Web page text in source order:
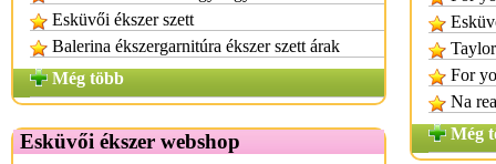
Esküvői ékszer szett
Balerina ékszergarnitúra ékszer szett árak
Még több
Esküvői ékszer webshop
For
Na
Még